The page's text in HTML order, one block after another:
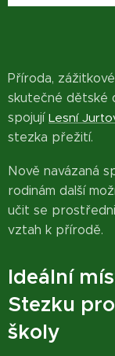
Příroda,
skutečné dětské
spojují Lesní
stezka přežití.
Nově navázaná
rodinám další
učit se
vztah k přírodě.
Ideální
Stezku
školy